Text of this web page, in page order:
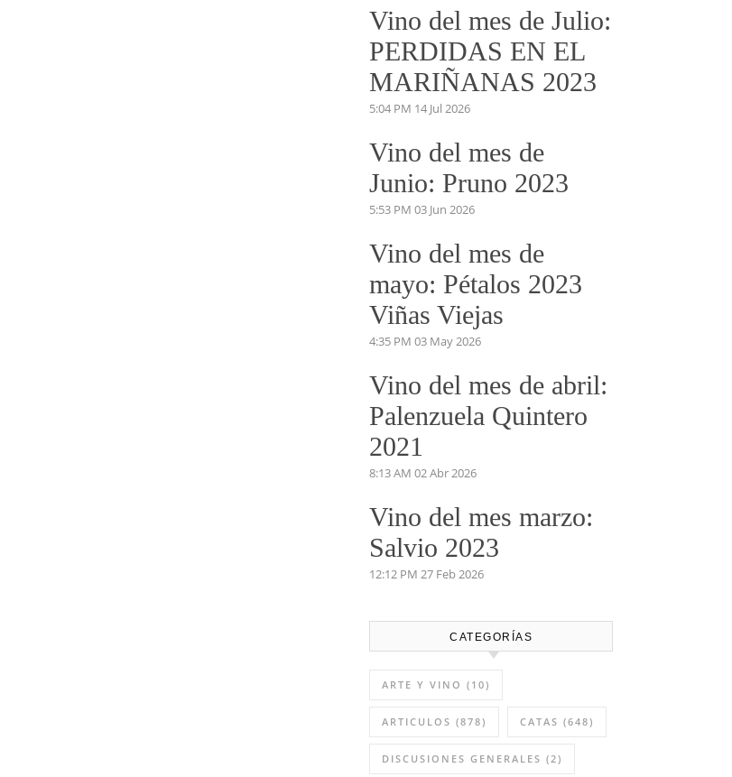
Vino del mes de Julio:
PERDIDAS EN EL
MARIÑANAS 2023
5:04 PM 14 Jul 2026
Vino del mes de
Junio: Pruno 2023
5:53 PM 03 Jun 2026
Vino del mes de
mayo: Pétalos 2023
Viñas Viejas
4:35 PM 03 May 2026
Vino del mes de abril:
Palenzuela Quintero
2021
8:13 AM 02 Abr 2026
Vino del mes marzo:
Salvio 2023
12:12 PM 27 Feb 2026
CATEGORÍAS
ARTE Y VINO (10)
ARTICULOS (878) CATAS (648)
DISCUSIONES GENERALES (2)